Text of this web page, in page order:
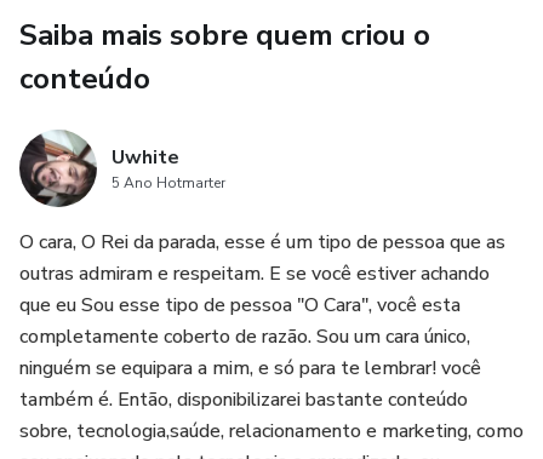
Descubra os princípios que tornam um texto irresistível —
e como aplicá-los em vídeos.
🔹 Como Pesquisar o Produto e o Público-Alvo
Aprenda a criar uma base sólida para toda sua comunicação,
identificando dores, desejos e objeções com precisão
cirúrgica.
🔹 Montagem do Swipe File Inteligente
Construa um arsenal de referências e modelos para
acelerar a criação dos seus textos e VSLs.
Saiba mais sobre quem criou o
conteúdo
Uwhite
5 Ano Hotmarter
O cara, O Rei da parada, esse é um tipo de pessoa que as
outras admiram e respeitam. E se você estiver achando
que eu Sou esse tipo de pessoa "O Cara", você esta
completamente coberto de razão. Sou um cara único,
ninguém se equipara a mim, e só para te lembrar! você
também é. Então, disponibilizarei bastante conteúdo
sobre, tecnologia,saúde, relacionamento e marketing, como